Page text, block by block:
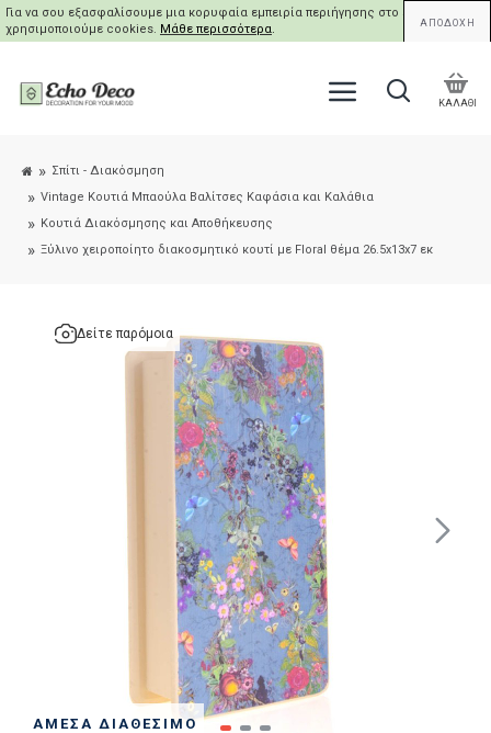
Για να σου εξασφαλίσουμε μια κορυφαία εμπειρία περιήγησης στο site μας,
χρησιμοποιούμε cookies. Μάθε περισσότερα. ΑΠΟΔΟΧΗ
ΚΑΛΑΘΙ
Σπίτι - Διακόσμηση
Vintage Κουτιά Μπαούλα Βαλίτσες Καφάσια και Καλάθια
Κουτιά Διακόσμησης και Αποθήκευσης
Ξύλινο χειροποίητο διακοσμητικό κουτί με Floral θέμα 26.5x13x7 εκ
ΆΜΕΣΑ ΔΙΑΘΈΣΙΜΟ
Δείτε παρόμοια